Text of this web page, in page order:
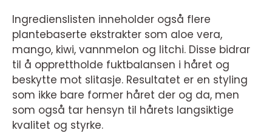
Ingredienslisten inneholder også flere
plantebaserte ekstrakter som aloe vera,
mango, kiwi, vannmelon og litchi. Disse bidrar
til å opprettholde fuktbalansen i håret og
beskytte mot slitasje. Resultatet er en styling
som ikke bare former håret der og da, men
som også tar hensyn til hårets langsiktige
kvalitet og styrke.